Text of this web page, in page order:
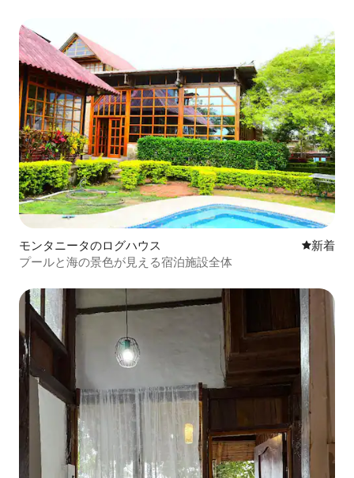
モンタニータのログハウス 新しい宿
新着
プールと海の景色が見える宿泊施設全体